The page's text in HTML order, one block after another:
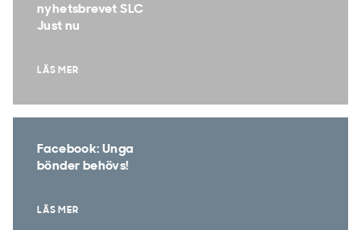
nyhetsbrevet SLC
Just nu
LÄS MER
Facebook: Unga
bönder behövs!
LÄS MER